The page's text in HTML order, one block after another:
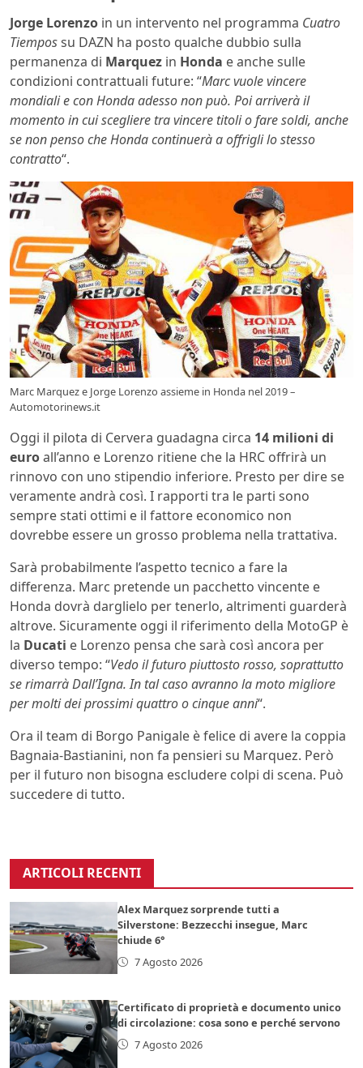
Jorge Lorenzo in un intervento nel programma Cuatro
Tiempossu DAZN ha posto qualche dubbio sulla
permanenza di Marquez in Honda e anche sulle
condizioni contrattuali future: “Marc vuole vincere
mondiali e con Honda adesso non può. Poi arriverà il
momento in cui scegliere tra vincere titoli o fare soldi, anche
se non penso che Honda continuerà a offrigli lo stesso
contratto“.
Marc Marquez e Jorge Lorenzo assieme in Honda nel 2019 –
Automotorinews.it
Oggi il pilota di Cervera guadagna circa 14 milioni di
euroall’anno e Lorenzo ritiene che la HRC offrirà un
rinnovo con uno stipendio inferiore. Presto per dire se
veramente andrà così. I rapporti tra le parti sono
sempre stati ottimi e il fattore economico non
dovrebbe essere un grosso problema nella trattativa.
Sarà probabilmente l’aspetto tecnico a fare la
differenza. Marc pretende un pacchetto vincente e
Honda dovrà darglielo per tenerlo, altrimenti guarderà
altrove. Sicuramente oggi il riferimento della MotoGP è
la Ducati e Lorenzo pensa che sarà così ancora per
diverso tempo: “Vedo il futuro piuttosto rosso, soprattutto
se rimarrà Dall’Igna. In tal caso avranno la moto migliore
per molti dei prossimi quattro o cinque anni“.
Ora il team di Borgo Panigale è felice di avere la coppia
Bagnaia-Bastianini, non fa pensieri su Marquez. Però
per il futuro non bisogna escludere colpi di scena. Può
succedere di tutto.
ARTICOLI RECENTI
Alex Marquez sorprende tutti a
Silverstone: Bezzecchi insegue, Marc
chiude 6°
7 Agosto 2026
Certificato di proprietà e documento unico
di circolazione: cosa sono e perché servono
7 Agosto 2026